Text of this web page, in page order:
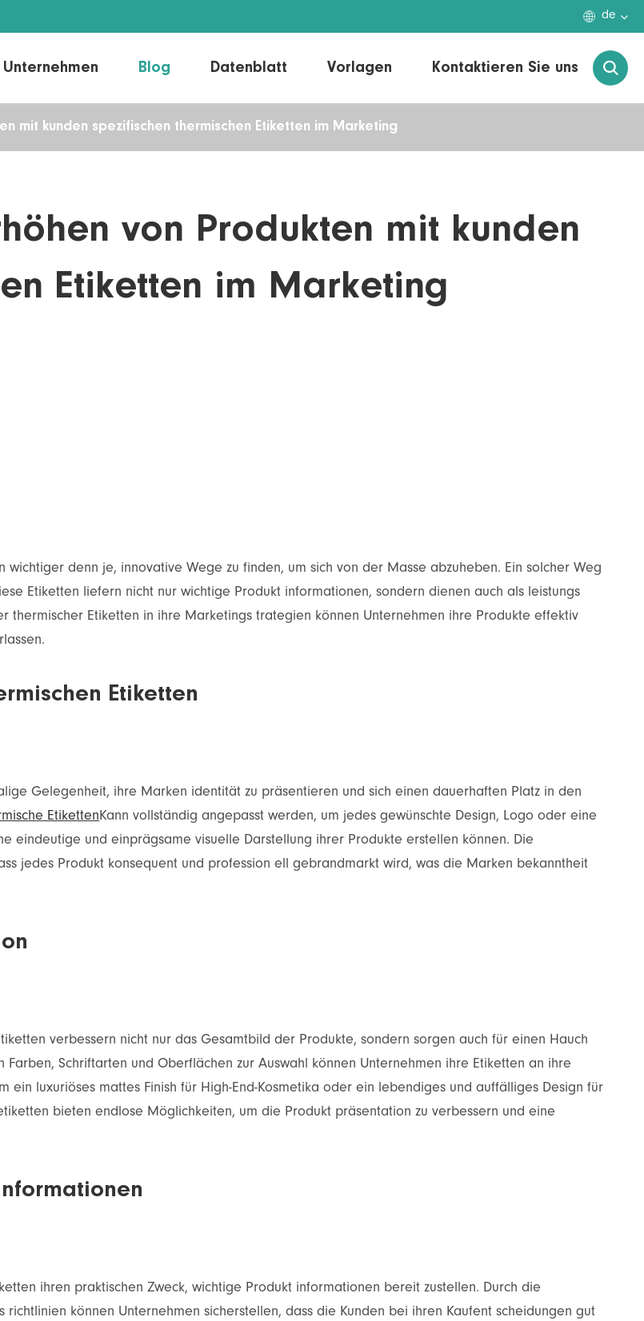
 de
Tinten strahl etikett
Unternehmen Blog Datenblatt Vorlagen Kontaktieren Sie uns 
mit kunden spezifischen thermischen Etiketten im Marketing
von Produkten mit kunden
Etiketten im Marketing
denn je, innovative Wege zu finden, um sich von der Masse abzuheben. Ein solcher Weg
Etiketten liefern nicht nur wichtige Produkt informationen, sondern dienen auch als leistungs
thermischer Etiketten in ihre Marketings trategien können Unternehmen ihre Produkte effektiv
Etiketten
Gelegenheit, ihre Marken identität zu präsentieren und sich einen dauerhaften Platz in den
EtikettenKann vollständig angepasst werden, um jedes gewünschte Design, Logo oder eine
eindeutige und einprägsame visuelle Darstellung ihrer Produkte erstellen können. Die
jedes Produkt konsequent und profession ell gebrandmarkt wird, was die Marken bekanntheit
verbessern nicht nur das Gesamtbild der Produkte, sondern sorgen auch für einen Hauch
Schriftarten und Oberflächen zur Auswahl können Unternehmen ihre Etiketten an ihre
ein luxuriöses mattes Finish für High-End-Kosmetika oder ein lebendiges und auffälliges Design für
bieten endlose Möglichkeiten, um die Produkt präsentation zu verbessern und eine
ihren praktischen Zweck, wichtige Produkt informationen bereit zustellen. Durch die
können Unternehmen sicherstellen, dass die Kunden bei ihren Kaufent scheidungen gut